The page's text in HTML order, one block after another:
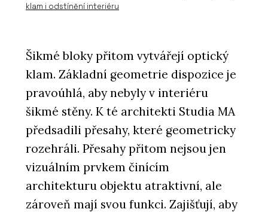
Aquamarine Spa
PRODUKTY
TAO Design Sauna&Spa - Aquamarine
klam i odstínění interiéru
Šikmé bloky přitom vytvářejí optický
klam. Základní geometrie dispozice je
pravoúhlá, aby nebyly v interiéru
šikmé stěny. K té architekti Studia MA
předsadili přesahy, které geometricky
rozehráli. Přesahy přitom nejsou jen
vizuálním prvkem činícím
architekturu objektu atraktivní, ale
zároveň mají svou funkci. Zajišťují, aby